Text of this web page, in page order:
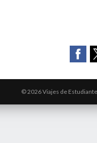
© 2026 Viajes de